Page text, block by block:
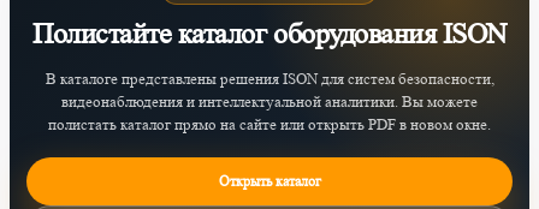
Полистайте каталог оборудования ISON
В каталоге представлены решения ISON для систем безопасности,
видеонаблюдения и интеллектуальной аналитики. Вы можете
полистать каталог прямо на сайте или открыть PDF в новом окне.
Открыть каталог